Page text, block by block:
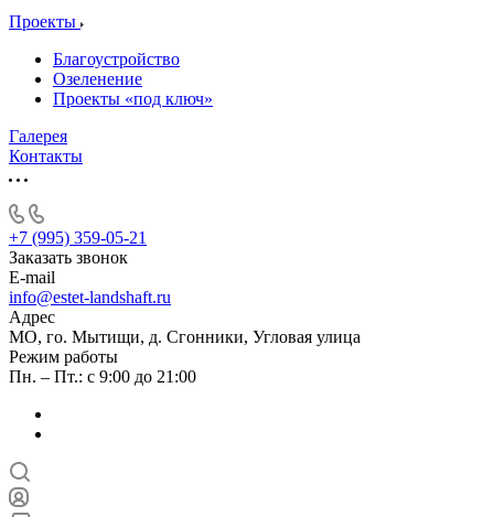
Проекты
Благоустройство
Озеленение
Проекты «под ключ»
Галерея
Контакты
+7 (995) 359-05-21
Заказать звонок
E-mail
info@estet-landshaft.ru
Адрес
МО, го. Мытищи, д. Сгонники, Угловая улица
Режим работы
Пн. – Пт.: с 9:00 до 21:00